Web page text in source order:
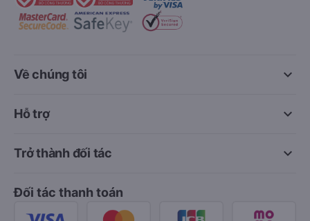
keyboard_arrow_down
Về chúng tôi
keyboard_arrow_down
Hỗ trợ
keyboard_arrow_down
Trở thành đối tác
Đối tác thanh toán